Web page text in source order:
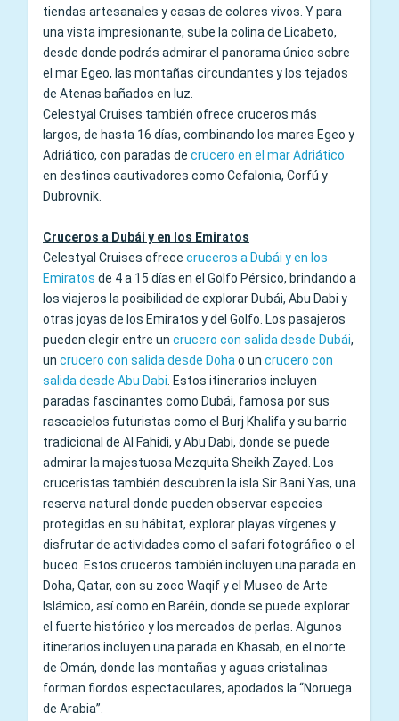
tiendas artesanales y casas de colores vivos. Y para
una vista impresionante, sube la colina de Licabeto,
desde donde podrás admirar el panorama único sobre
el mar Egeo, las montañas circundantes y los tejados
de Atenas bañados en luz.
Celestyal Cruises también ofrece cruceros más
largos, de hasta 16 días, combinando los mares Egeo y
Adriático, con paradas de crucero en el mar Adriático
en destinos cautivadores como Cefalonia, Corfú y
Dubrovnik.
Cruceros a Dubái y en los Emiratos
Celestyal Cruises ofrece cruceros a Dubái y en los
Emiratos de 4 a 15 días en el Golfo Pérsico, brindando a
los viajeros la posibilidad de explorar Dubái, Abu Dabi y
otras joyas de los Emiratos y del Golfo. Los pasajeros
pueden elegir entre un crucero con salida desde Dubái,
un crucero con salida desde Dohao un crucero con
salida desde Abu Dabi. Estos itinerarios incluyen
paradas fascinantes como Dubái, famosa por sus
rascacielos futuristas como el Burj Khalifa y su barrio
tradicional de Al Fahidi, y Abu Dabi, donde se puede
admirar la majestuosa Mezquita Sheikh Zayed. Los
cruceristas también descubren la isla Sir Bani Yas, una
reserva natural donde pueden observar especies
protegidas en su hábitat, explorar playas vírgenes y
disfrutar de actividades como el safari fotográfico o el
buceo. Estos cruceros también incluyen una parada en
Doha, Qatar, con su zoco Waqif y el Museo de Arte
Islámico, así como en Baréin, donde se puede explorar
el fuerte histórico y los mercados de perlas. Algunos
itinerarios incluyen una parada en Khasab, en el norte
de Omán, donde las montañas y aguas cristalinas
forman fiordos espectaculares, apodados la “Noruega
de Arabia”.